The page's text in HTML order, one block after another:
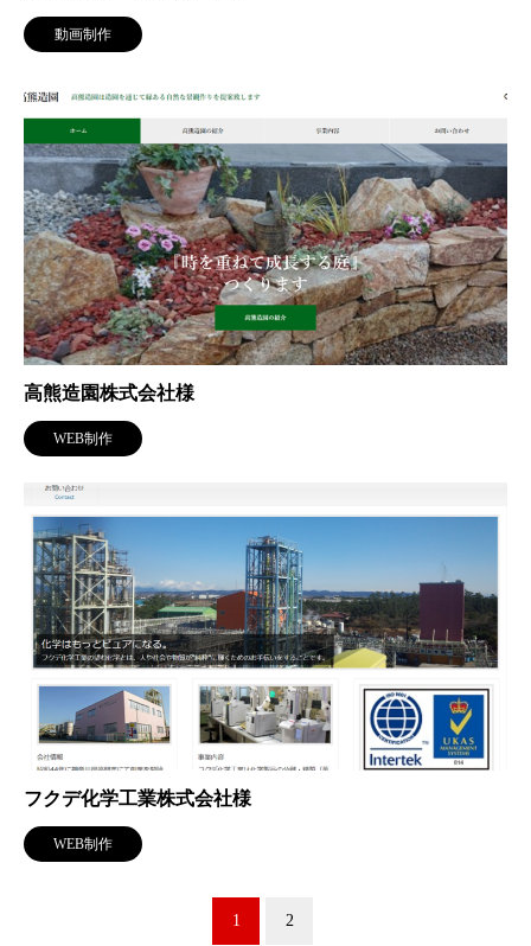
動画制作
高熊造園株式会社様
WEB制作
フクデ化学工業株式会社様
WEB制作
1 2